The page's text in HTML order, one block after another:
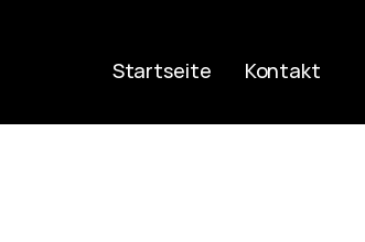
Startseite Kontakt